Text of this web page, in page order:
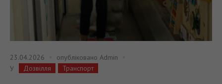
23.04.2026 опубліковано Admin
У
Дозвілля Транспорт